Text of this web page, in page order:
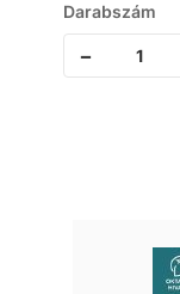
Darabszám
-